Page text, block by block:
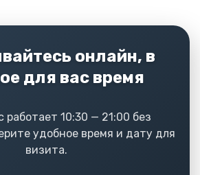
онлайн, в
для вас время
работает 10:30 — 21:00 без
удобное время и дату для
визита.